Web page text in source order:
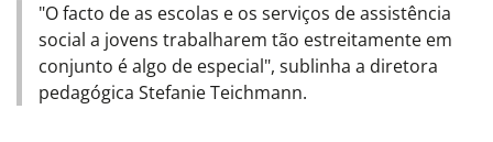
"O facto de as escolas e os serviços de assistência
social a jovens trabalharem tão estreitamente em
conjunto é algo de especial", sublinha a diretora
pedagógica Stefanie Teichmann.